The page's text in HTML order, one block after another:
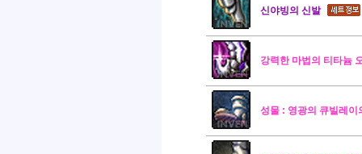
신야빙의 신발
강력한 마법의 티타늄
성물 : 영광의 큐빌레이